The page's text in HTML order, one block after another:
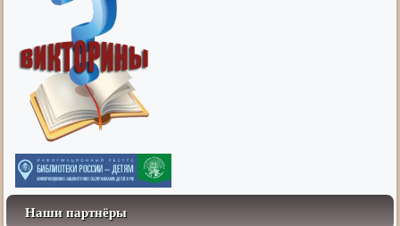
Наши партнёры